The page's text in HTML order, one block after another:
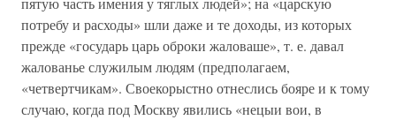
потребу и расходы» шли даже и те доходы, из которых
прежде «государь царь оброки жаловаше», т. е. давал
жалованье служилым людям (предполагаем,
«четвертчикам». Своекорыстно отнеслись бояре и к тому
случаю, когда под Москву явились «нецыи вои, в